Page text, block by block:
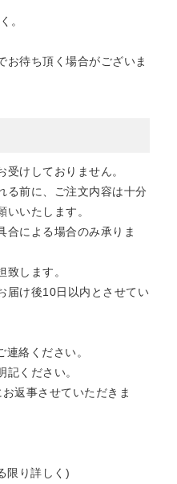
。
お待ち頂く場合がございま
受けしておりません。
る前に、ご注文内容は十分
いいたします。
合による場合のみ承りま
致します。
届け後10日以内とさせてい
絡ください。
記ください。
返事させていただきま
限り詳しく)